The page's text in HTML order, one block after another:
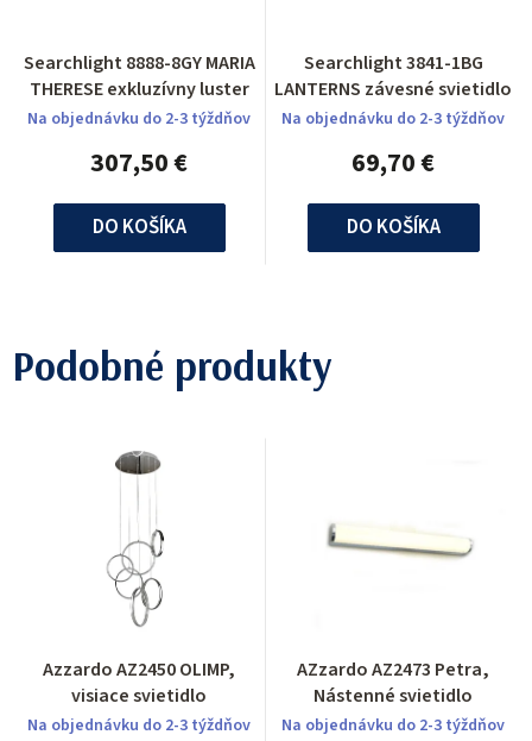
Searchlight 8888-8GY MARIA
THERESE exkluzívny luster
Na objednávku do 2-3 týždňov
307,50 €
DO KOŠÍKA
Searchlight 3841-1BG
LANTERNS závesné svietidlo
Na objednávku do 2-3 týždňov
69,70 €
DO KOŠÍKA
Podobné produkty
Azzardo AZ2450 OLIMP,
visiace svietidlo
Na objednávku do 2-3 týždňov
AZzardo AZ2473 Petra,
Nástenné svietidlo
Na objednávku do 2-3 týždňov